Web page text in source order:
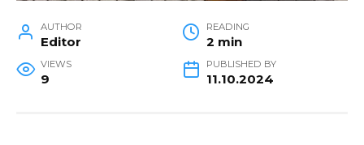
AUTHOR
Editor
READING
2 min
VIEWS
9
PUBLISHED BY
11.10.2024